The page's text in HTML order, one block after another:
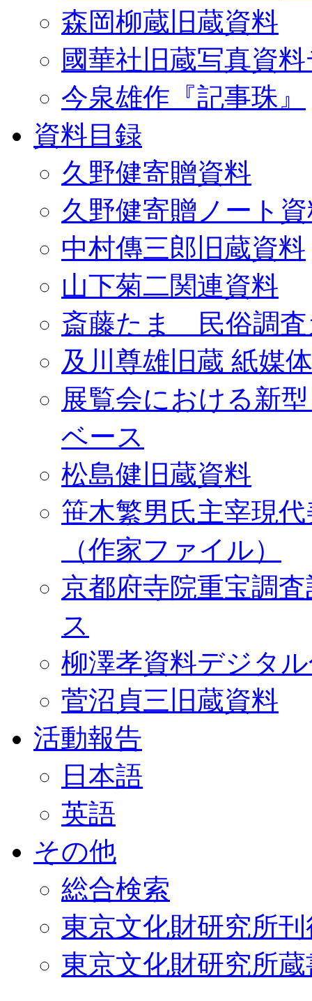
森岡柳蔵旧蔵資料
國華社旧蔵写真資
今泉雄作『記事珠』
資料目録
久野健寄贈資料
久野健寄贈ノート
中村傳三郎旧蔵資料
山下菊二関連資料
斎藤たま 民俗調査
及川尊雄旧蔵 紙媒
展覧会における新
ベース
松島健旧蔵資料
笹木繁男氏主宰現
（作家ファイル）
京都府寺院重宝調
ス
柳澤孝資料デジタ
菅沼貞三旧蔵資料
活動報告
日本語
英語
その他
総合検索
東京文化財研究所
東京文化財研究所